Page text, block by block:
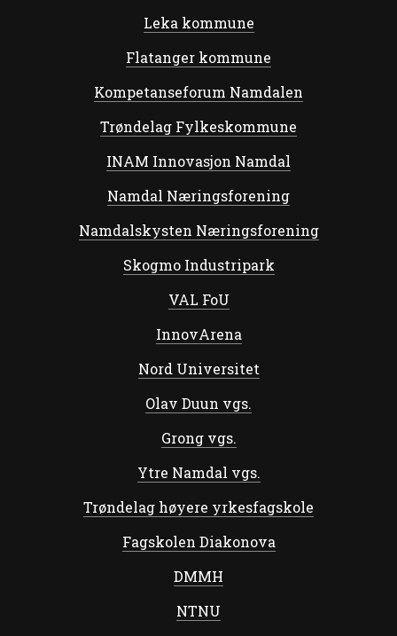
Leka kommune
Flatanger kommune
Kompetanseforum Namdalen
Trøndelag Fylkeskommune
INAM Innovasjon Namdal
Namdal Næringsforening
Namdalskysten Næringsforening
Skogmo Industripark
VAL FoU
InnovArena
Nord Universitet
Olav Duun vgs.
Grong vgs.
Ytre Namdal vgs.
Trøndelag høyere yrkesfagskole
Fagskolen Diakonova
DMMH
NTNU